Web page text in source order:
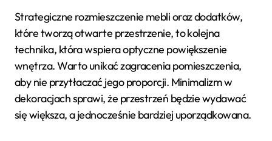
Strategiczne rozmieszczenie mebli oraz dodatków,
które tworzą otwarte przestrzenie, to kolejna
technika, która wspiera optyczne powiększenie
wnętrza. Warto unikać zagracenia pomieszczenia,
aby nie przytłaczać jego proporcji. Minimalizm w
dekoracjach sprawi, że przestrzeń będzie wydawać
się większa, a jednocześnie bardziej uporządkowana.